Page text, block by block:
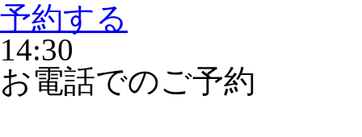
予約する
14:30
お電話でのご予約